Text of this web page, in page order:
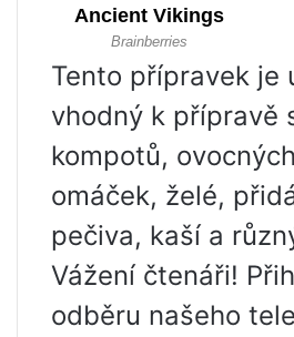
Tento přípravek je
vhodný k přípravě
kompotů,
omáček, želé,
pečiva, kaší a
Vážení čtenáři!
odběru našeho